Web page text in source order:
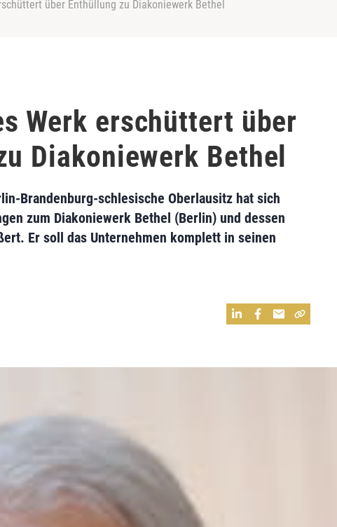
über Enthüllung zu Diakoniewerk Bethel
Werk erschüttert über
Diakoniewerk Bethel
Brandenburg-schlesische Oberlausitzhat sich
zum Diakoniewerk Bethel (Berlin) und dessen
Er soll das Unternehmen komplett in seinen